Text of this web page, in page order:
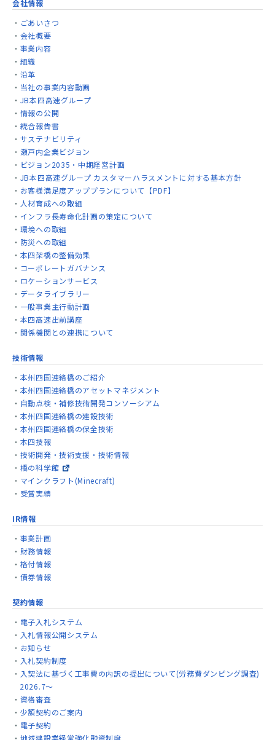
会社情報
ごあいさつ
会社概要
事業内容
組織
沿革
当社の事業内容動画
JB本四高速グループ
情報の公開
統合報告書
サステナビリティ
瀬戸内企業ビジョン
ビジョン2035・中期経営計画
JB本四高速グループ カスタマーハラスメントに対する基本方針
お客様満足度アッププランについて【PDF】
人材育成への取組
インフラ長寿命化計画の策定について
環境への取組
防災への取組
本四架橋の整備効果
コーポレートガバナンス
ロケーションサービス
データライブラリー
一般事業主行動計画
本四高速出前講座
関係機関との連携について
技術情報
本州四国連絡橋のご紹介
本州四国連絡橋のアセットマネジメント
自動点検・補修技術開発コンソーシアム
本州四国連絡橋の建設技術
本州四国連絡橋の保全技術
本四技報
技術開発・技術支援・技術情報
橋の科学館
マインクラフト(Minecraft)
受賞実績
IR情報
事業計画
財務情報
格付情報
債券情報
契約情報
電子入札システム
入札情報公開システム
お知らせ
入札契約制度
入契法に基づく工事費の内訳の提出について(労務費ダンピング調査)
2026.7～
資格審査
少額契約のご案内
電子契約
地域建設業経営強化融資制度